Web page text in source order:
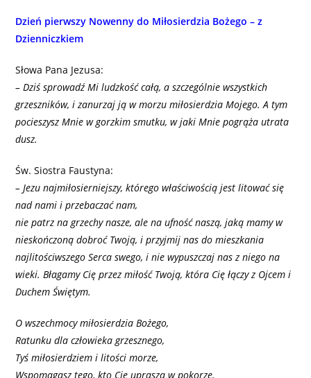
Dzień pierwszy Nowenny do Miłosierdzia Bożego – z
Dzienniczkiem
Słowa Pana Jezusa:
– Dziś sprowadź Mi ludzkość całą, a szczególnie wszystkich
grzeszników, i zanurzaj ją w morzu miłosierdzia Mojego. A tym
pocieszysz Mnie w gorzkim smutku, w jaki Mnie pogrąża utrata
dusz.
Św. Siostra Faustyna:
– Jezu najmiłosierniejszy, którego właściwością jest litować się
nad nami i przebaczać nam,
nie patrz na grzechy nasze, ale na ufność naszą, jaką mamy w
nieskończoną dobroć Twoją, i przyjmij nas do mieszkania
najlitościwszego Serca swego, i nie wypuszczaj nas z niego na
wieki. Błagamy Cię przez miłość Twoją, która Cię łączy z Ojcem i
Duchem Świętym.
O wszechmocy miłosierdzia Bożego,
Ratunku dla człowieka grzesznego,
Tyś miłosierdziem i litości morze,
Wspomagasz tego, kto Cię uprasza w pokorze.